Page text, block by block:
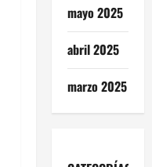
mayo 2025
abril 2025
marzo 2025